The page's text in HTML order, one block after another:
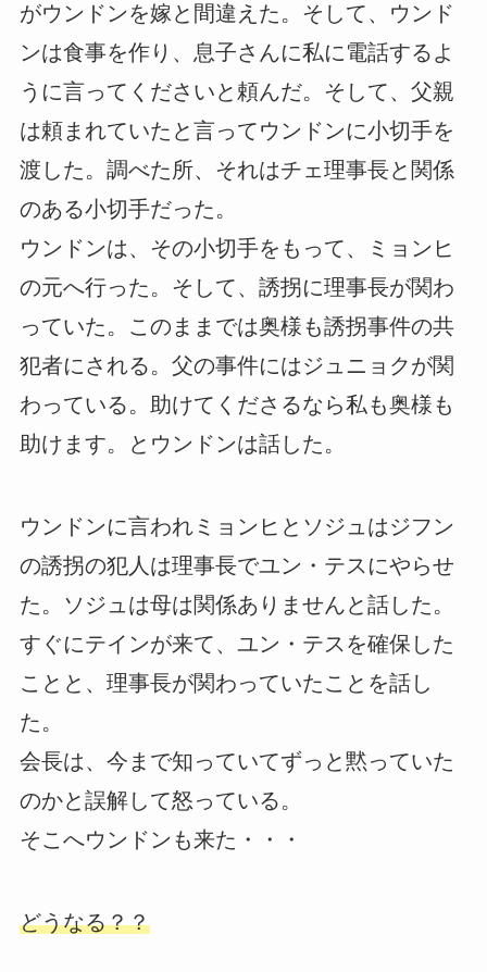
がウンドンを嫁と間違えた。そして、ウンド
ンは食事を作り、息子さんに私に電話するよ
うに言ってくださいと頼んだ。そして、父親
は頼まれていたと言ってウンドンに小切手を
渡した。調べた所、それはチェ理事長と関係
のある小切手だった。
ウンドンは、その小切手をもって、ミョンヒ
の元へ行った。そして、誘拐に理事長が関わ
っていた。このままでは奥様も誘拐事件の共
犯者にされる。父の事件にはジュニョクが関
わっている。助けてくださるなら私も奥様も
助けます。とウンドンは話した。
ウンドンに言われミョンヒとソジュはジフン
の誘拐の犯人は理事長でユン・テスにやらせ
た。ソジュは母は関係ありませんと話した。
すぐにテインが来て、ユン・テスを確保した
ことと、理事長が関わっていたことを話し
た。
会長は、今まで知っていてずっと黙っていた
のかと誤解して怒っている。
そこへウンドンも来た・・・
どうなる？？